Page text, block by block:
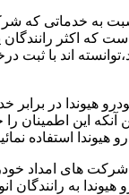
به خدماتی که
که اکثر
اند با
هیوندا در
این اطمینان
هیوندا استفاده
شرکت های امداد
به رانندگان